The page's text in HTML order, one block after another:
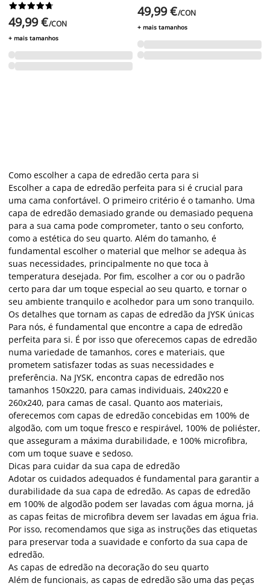






49,99 €/CON
+ mais tamanhos
49,99 €/CON
+ mais tamanhos
Como escolher a capa de edredão certa para si
Escolher a capa de edredão perfeita para si é crucial para
uma cama confortável. O primeiro critério é o tamanho. Uma
capa de edredão demasiado grande ou demasiado pequena
para a sua cama pode comprometer, tanto o seu conforto,
como a estética do seu quarto. Além do tamanho, é
fundamental escolher o material que melhor se adequa às
suas necessidades, principalmente no que toca à
temperatura desejada. Por fim, escolher a cor ou o padrão
certo para dar um toque especial ao seu quarto, e tornar o
seu ambiente tranquilo e acolhedor para um sono tranquilo.
Os detalhes que tornam as capas de edredão da JYSK únicas
Para nós, é fundamental que encontre a capa de edredão
perfeita para si. É por isso que oferecemos capas de edredão
numa variedade de tamanhos, cores e materiais, que
prometem satisfazer todas as suas necessidades e
preferência. Na JYSK, encontra capas de edredão nos
tamanhos 150x220, para camas individuais, 240x220 e
260x240, para camas de casal. Quanto aos materiais,
oferecemos com capas de edredão concebidas em 100% de
algodão, com um toque fresco e respirável, 100% de poliéster,
que asseguram a máxima durabilidade, e 100% microfibra,
com um toque suave e sedoso.
Dicas para cuidar da sua capa de edredão
Adotar os cuidados adequados é fundamental para garantir a
durabilidade da sua capa de edredão. As capas de edredão
em 100% de algodão podem ser lavadas com água morna, já
as capas feitas de microfibra devem ser lavadas em água fria.
Por isso, recomendamos que siga as instruções das etiquetas
para preservar toda a suavidade e conforto da sua capa de
edredão.
As capas de edredão na decoração do seu quarto
Além de funcionais, as capas de edredão são uma das peças